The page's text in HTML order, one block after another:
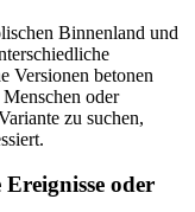
Binnenland⁣ und
Versionen betonen
oder
zu⁢ suchen,
oder